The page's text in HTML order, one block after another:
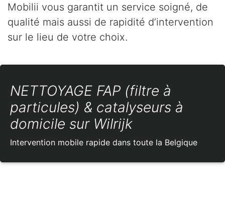
Mobilii vous garantit un service soigné, de
qualité mais aussi de rapidité d’intervention
sur le lieu de votre choix.
NETTOYAGE FAP (filtre à
particules) & catalyseurs à
domicile sur Wilrijk
Intervention mobile rapide dans toute la Belgique